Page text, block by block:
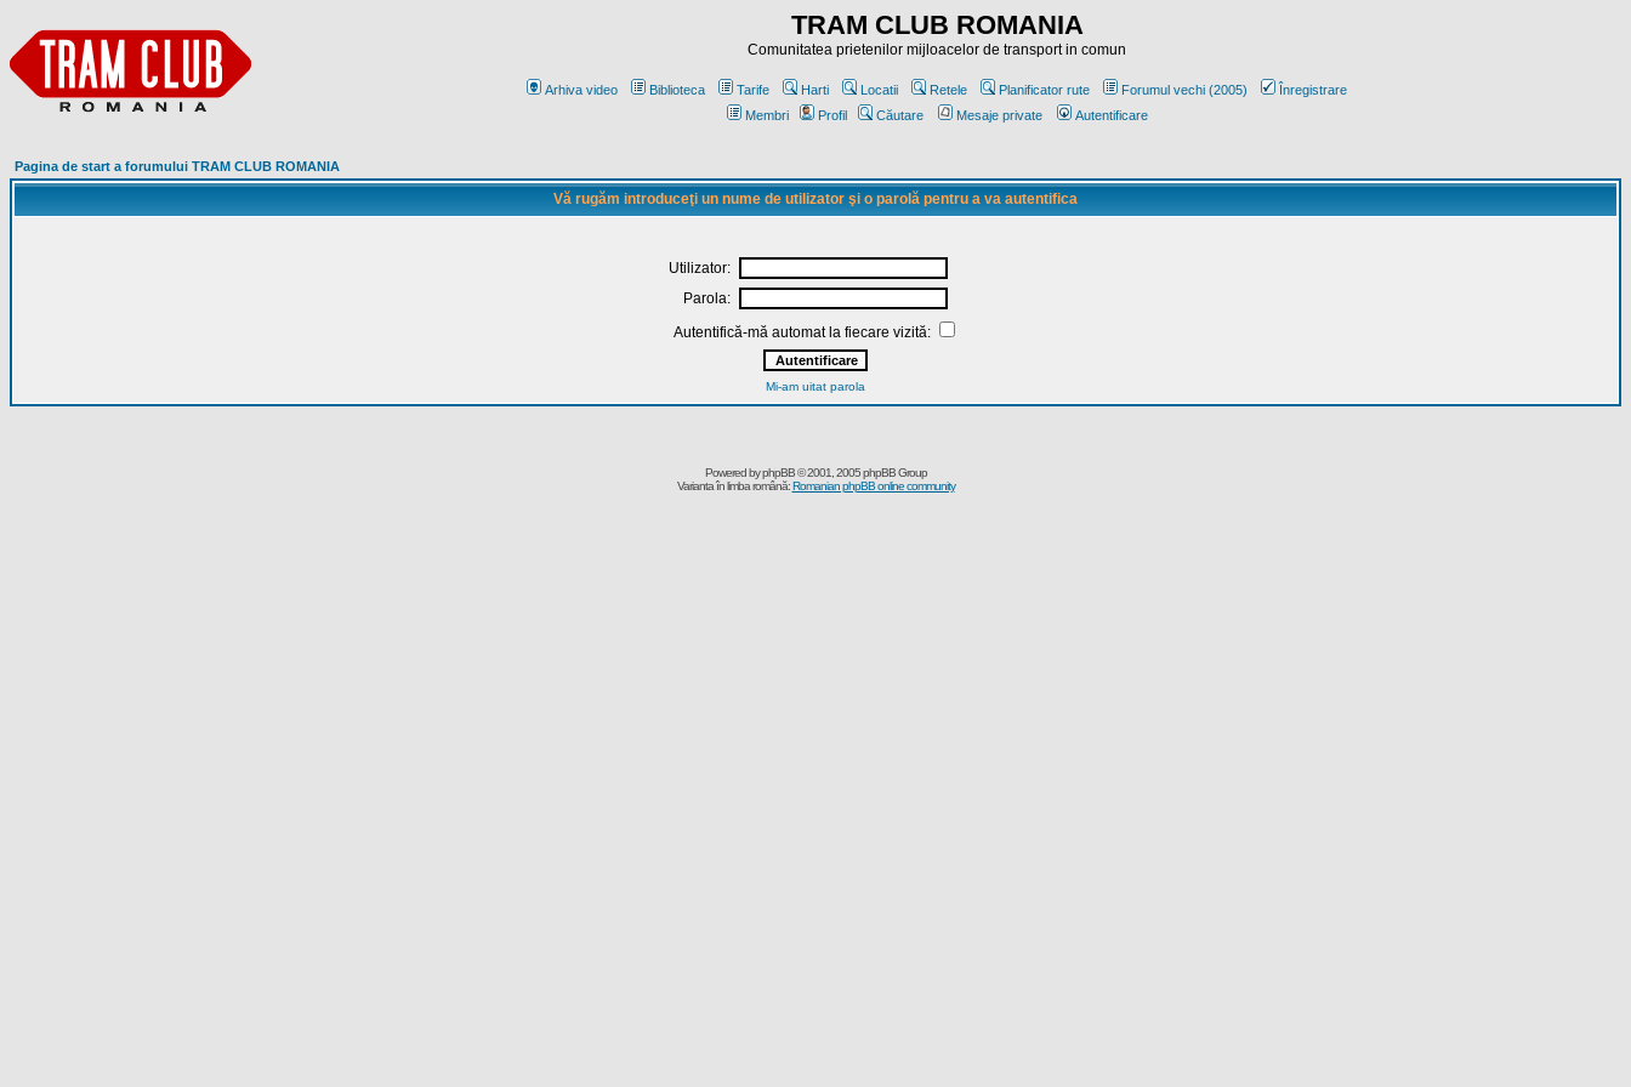
TRAM CLUB ROMANIA
Comunitatea prietenilor mijloacelor de transport in comun
Arhiva video Biblioteca Tarife Harti Locatii Retele Planificator rute Forumul vechi (2005)
Înregistrare
Membri
Profil Căutare Mesaje private Autentificare
Pagina de start a forumului TRAM CLUB ROMANIA
Vă rugăm introduceţi un nume de utilizator şi o parolă pentru a va autentifica
Utilizator:
Parola:
Autentifică-mă automat la fiecare vizită:
Mi-am uitat parola
Powered byphpBB© 2001, 2005 phpBB Group
Varianta în limba română:Romanian phpBB online community